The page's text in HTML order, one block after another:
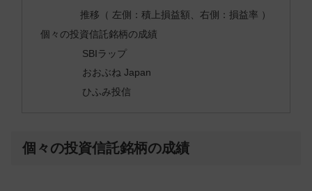
推移（ 左側：積上損益額、右側：損益率 ）
個々の投資信託銘柄の成績
SBIラップ
おおぶね Japan
ひふみ投信
個々の投資信託銘柄の成績